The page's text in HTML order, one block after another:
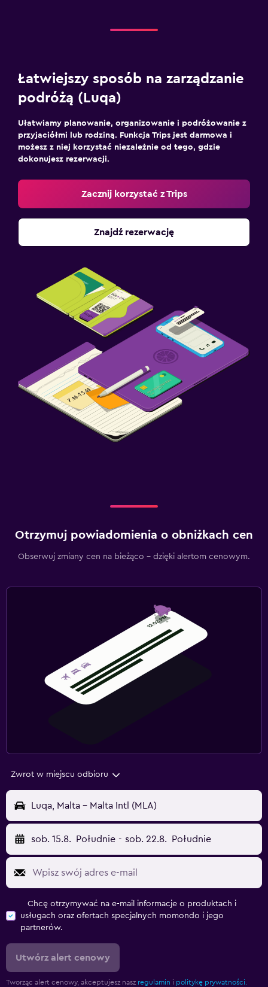
Łatwiejszy sposób na zarządzanie
podróżą (Luqa)
Ułatwiamy planowanie, organizowanie i podróżowanie z
przyjaciółmi lub rodziną. Funkcja Trips jest darmowa i
możesz z niej korzystać niezależnie od tego, gdzie
dokonujesz rezerwacji.
Zacznij korzystać z Trips
Znajdź rezerwację
Otrzymuj powiadomienia o obniżkach cen
Obserwuj zmiany cen na bieżąco – dzięki alertom cenowym.
Zwrot w miejscu odbioru
Luqa, Malta - Malta Intl (MLA)
sob. 15.8. Południe - sob. 22.8. Południe
Chcę otrzymywać na e-mail informacje o produktach i
usługach oraz ofertach specjalnych momondo i jego
partnerów.
Utwórz alert cenowy
Tworząc alert cenowy, akceptujesz nasz regulamin i politykę prywatności.